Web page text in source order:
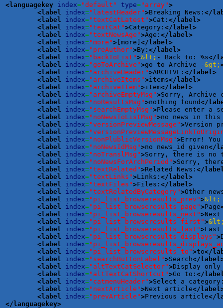
<languagekey index="default" type="array">
<label
index="latestHeader">Breaking News: </
<label
index="textCatLatest">Cat: </label >
<label
index="textCat">Category: </label >
<label
index="textNewsAge">Age: </label >
<label
index="more"> [more] </label >
<label
index="preAuthor">By: </label >
<label
index="backToList">&lt; - Back to: %s</
<label
index="goToArchive">go to Archive -&gt;
<label
index="archiveHeader">ARCHIVE: </label >
<label
index="archiveItems">items</label >
<label
index="archiveItem">item</label >
<label
index="archiveEmptyMsg">Sorry, Archive
<label
index="noResultsMsg">nothing found</
<label
index="searchEmptyMsg">Please enter a
<label
index="noNewsToListMsg">no news in
<label
index="versionPreviewMessage">Version
<label
index=
<label
index="nonPlublicVersionMsg">Error!
<label
index="noNewsIdMsg">no news_id given</
<label
index="noTranslMsg">Sorry, there is no
<label
index="noNewsForArchPeriod">Sorry,
<label
index="textRelated">Related News: </
<label
index="textLinks">Links: </label >
<label
index="textFiles">Files: </label >
<label
index="textRelatedByCategory">Other
<label
index="pi_list_browseresults_prev">&lt;
<label
index="pi_list_browseresults_page">Page
<label
index="pi_list_browseresults_next">
<label
index="pi_list_browseresults_first">
<label
index="pi_list_browseresults_last">
<label
index="pi_list_browseresults_displays">
<label
index=
<label
index="pi_list_browseresults_to">to</
<label
index="searchButtonLabel">Search</label
<label
index="altTextCatSelector">Display
<label
index="altTextCatShortcut">Go to: </
<label
index="catmenuHeader">Select a
<label
index="nextArticle">Next article</label
<label
index="prevArticle">Previous article</
</languagekey>